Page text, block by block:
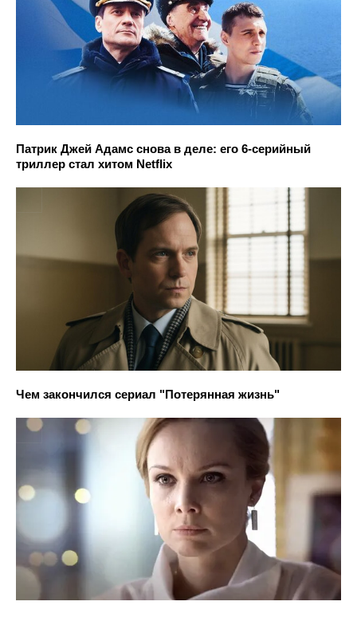
Патрик Джей Адамс снова в деле: его 6-серийный
триллер стал хитом Netflix
Чем закончился сериал "Потерянная жизнь"